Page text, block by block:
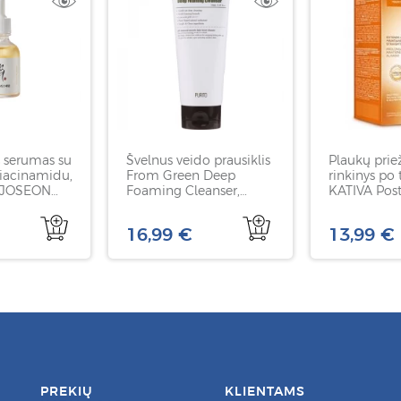
su
Švelnus veido prausiklis
From Green Deep
Foaming Cleanser,
16,99 €
Plaukų
rinkinys po
KATIVA
13,99 €
PREKIŲ
KLIENTAMS